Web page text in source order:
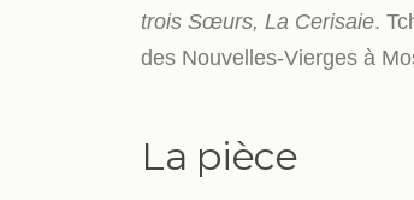
trois Sœurs, La Cerisaie.
des Nouvelles-Vierges à
La pièce